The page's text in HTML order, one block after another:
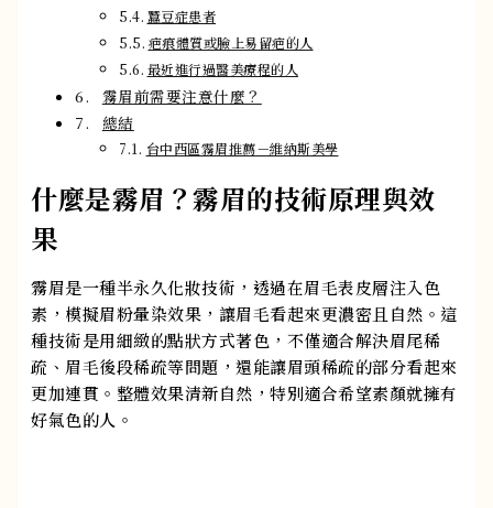
蠶豆症患者
疤痕體質或臉上易留疤的人
最近進行過醫美療程的人
霧眉前需要注意什麼？
總結
台中西區霧眉推薦－維納斯美學
什麼是霧眉？霧眉的技術原理與效
果
霧眉是一種半永久化妝技術，透過在眉毛表皮層注入色
素，模擬眉粉暈染效果，讓眉毛看起來更濃密且自然。這
種技術是用細緻的點狀方式著色，不僅適合解決眉尾稀
疏、眉毛後段稀疏等問題，還能讓眉頭稀疏的部分看起來
更加連貫。整體效果清新自然，特別適合希望素顏就擁有
好氣色的人。